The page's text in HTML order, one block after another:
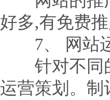
好多,有免费
7、 网站
针对不同的
运营策划。